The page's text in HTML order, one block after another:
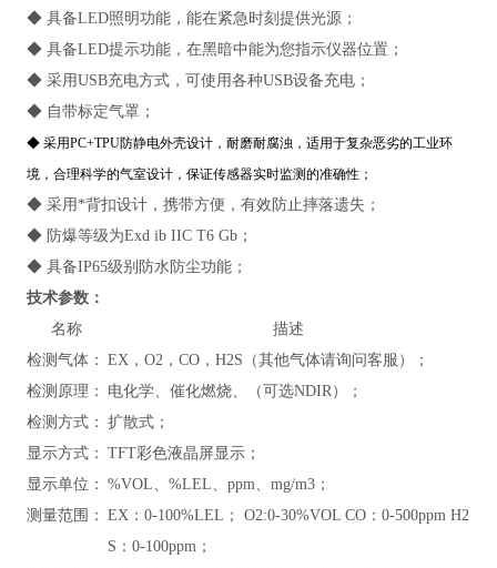
◆ 具备LED照明功能，能在紧急时刻提供光源；
◆ 具备LED提示功能，在黑暗中能为您指示仪器位置；
◆ 采用USB充电方式，可使用各种USB设备充电；
◆ 自带标定气罩；
◆ 采用PC+TPU防静电外壳设计，耐磨耐腐浊，适用于复杂恶劣的工业环
境，合理科学的气室设计，保证传感器实时监测的准确性；
◆ 采用*背扣设计，携带方便，有效防止摔落遗失；
◆ 防爆等级为Exd ib IIC T6 Gb；
◆ 具备IP65级别防水防尘功能；
技术参数：
名称
描述
检测气体： EX，O2，CO，H2S（其他气体请询问客服）；
检测原理：
电化学、催化燃烧、（可选NDIR）；
检测方式： 扩散式；
显示方式： TFT彩色液晶屏显示；
显示单位： %VOL、%LEL、ppm、mg/m3；
测量范围： EX：0-100%LEL； O2:0-30%VOL CO：0-500ppm H2
S：0-100ppm；